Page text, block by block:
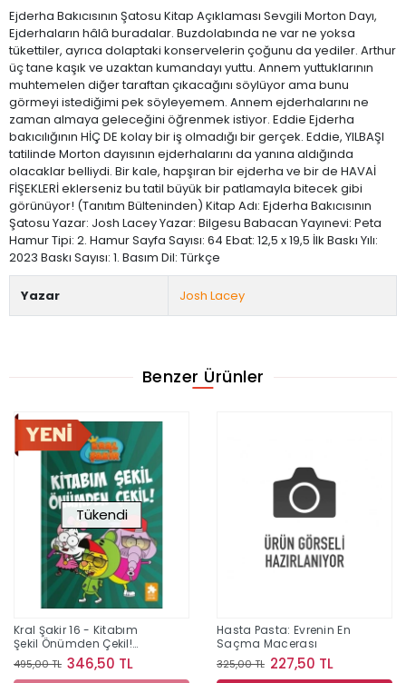
Ejderha Bakıcısının Şatosu Kitap Açıklaması Sevgili Morton Dayı,
Ejderhaların hâlâ buradalar. Buzdolabında ne var ne yoksa
tükettiler, ayrıca dolaptaki konservelerin çoğunu da yediler. Arthur
üç tane kaşık ve uzaktan kumandayı yuttu. Annem yuttuklarının
muhtemelen diğer taraftan çıkacağını söylüyor ama bunu
görmeyi istediğimi pek söyleyemem. Annem ejderhalarını ne
zaman almaya geleceğini öğrenmek istiyor. Eddie Ejderha
bakıcılığının HİÇ DE kolay bir iş olmadığı bir gerçek. Eddie, YILBAŞI
tatilinde Morton dayısının ejderhalarını da yanına aldığında
olacaklar belliydi. Bir kale, hapşıran bir ejderha ve bir de HAVAİ
FİŞEKLERİ eklerseniz bu tatil büyük bir patlamayla bitecek gibi
görünüyor! (Tanıtım Bülteninden) Kitap Adı: Ejderha Bakıcısının
Şatosu Yazar: Josh Lacey Yazar: Bilgesu Babacan Yayınevi: Peta
Hamur Tipi: 2. Hamur Sayfa Sayısı: 64 Ebat: 12,5 x 19,5 İlk Baskı Yılı:
2023 Baskı Sayısı: 1. Basım Dil: Türkçe
Yazar Josh Lacey
Benzer Ürünler
Tükendi
Kral Şakir 16 - Kitabım
Şekil Önümden Çekil!
(Ciltli)
495,00 TL 346,50 TL
Hasta Pasta: Evrenin En
Saçma Macerası
325,00 TL 227,50 TL